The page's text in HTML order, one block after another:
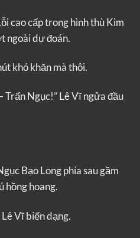
cao cấp trong hình thù Kim
ngoài dự đoán.
khó khăn mà thôi.
Trấn Ngục!” Lê Vĩ ngửa đầu
Bạo Long phía sau gầm
hồng hoang.
Vĩ biến dạng.